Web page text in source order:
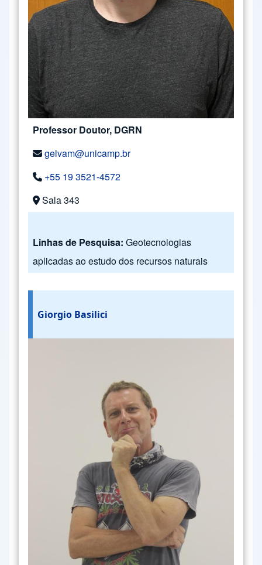
Professor Doutor, DGRN
gelvam@unicamp.br
+55 19 3521-4572
Sala 343
Linhas de Pesquisa: Geotecnologias
aplicadas ao estudo dos recursos naturais
Giorgio Basilici